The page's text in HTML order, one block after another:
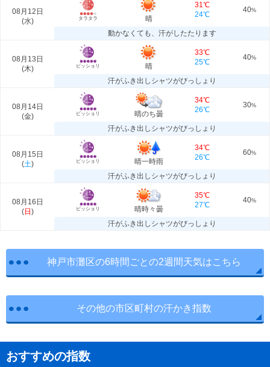
08月12日
(水) タラタラ 晴
31℃
24℃
40%
動かなくても、汗がしたたります
08月13日
(木) ビッショリ 晴
33℃
25℃
40%
汗がふき出しシャツがびっしょり
08月14日
(金) ビッショリ 晴のち曇
34℃
26℃
30%
汗がふき出しシャツがびっしょり
08月15日
(土) ビッショリ 晴一時雨
34℃
26℃
60%
汗がふき出しシャツがびっしょり
08月16日
(日 ) ビッショリ 晴時々曇
35℃
27℃
40%
汗がふき出しシャツがびっしょり
神戸市灘区の6時間ごとの2週間天気はこちら
その他の市区町村の汗かき指数
おすすめの指数